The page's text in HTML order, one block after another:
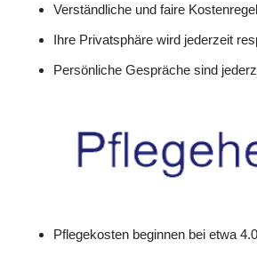
Verständliche und faire
Ihre Privatsphäre wird jederzeit
Persönliche Gespräche sind
Pflegekosten beginnen bei etwa